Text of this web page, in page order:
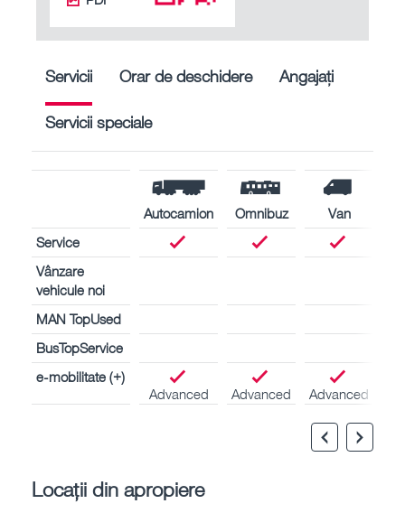
Servicii Orar de deschidere Angajați
Servicii speciale
Autocamion Omnibuz
Van
Service
Vânzare
vehicule noi
MAN TopUsed
BusTopService
e-mobilitate (+)
Advanced
Advanced Advanced
Locații din apropiere